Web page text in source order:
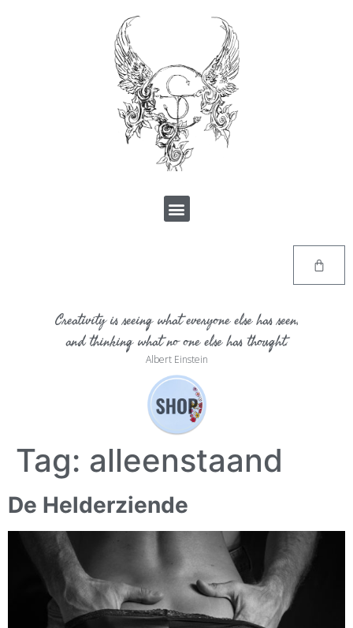
Creativity is seeing what everyone else has seen,
and thinking what no one else has thought.
Albert Einstein
Tag: alleenstaand
De Helderziende